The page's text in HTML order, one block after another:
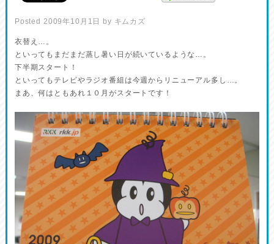
Posted 2009年10月1日 by キムカズ
衣替え…。
といってもまだまだ蒸し暑い日が続いているような…。
下半期スタート！
といってもテレビやラジオ番組は今週からリニューアル多し…。
まあ、何はともあれ１０月がスタートです！